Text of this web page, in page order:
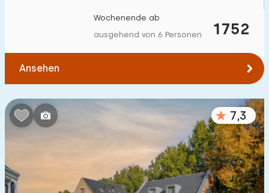
1752
Wochenende ab
ausgehend von 6 Personen
Ansehen
7,3